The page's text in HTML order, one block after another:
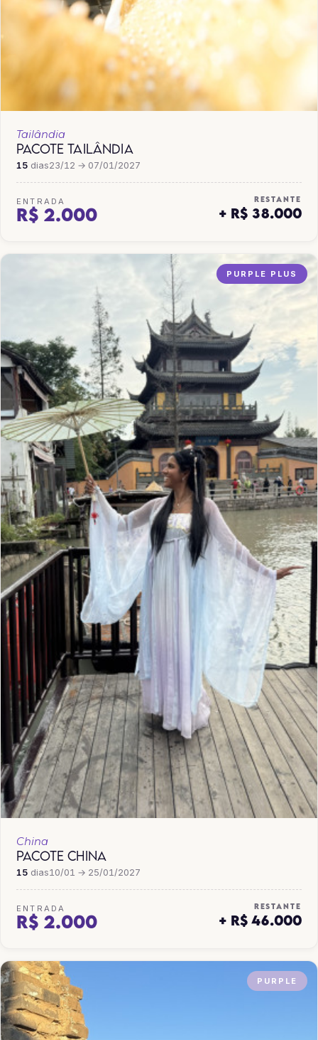
Tailândia
PACOTE TAILÂNDIA
15 dias23/12 → 07/01/2027
ENTRADA
R$ 2.000
RESTANTE
+ R$ 38.000
PURPLE PLUS
China
PACOTE CHINA
15 dias10/01 → 25/01/2027
ENTRADA
R$ 2.000
RESTANTE
+ R$ 46.000
PURPLE